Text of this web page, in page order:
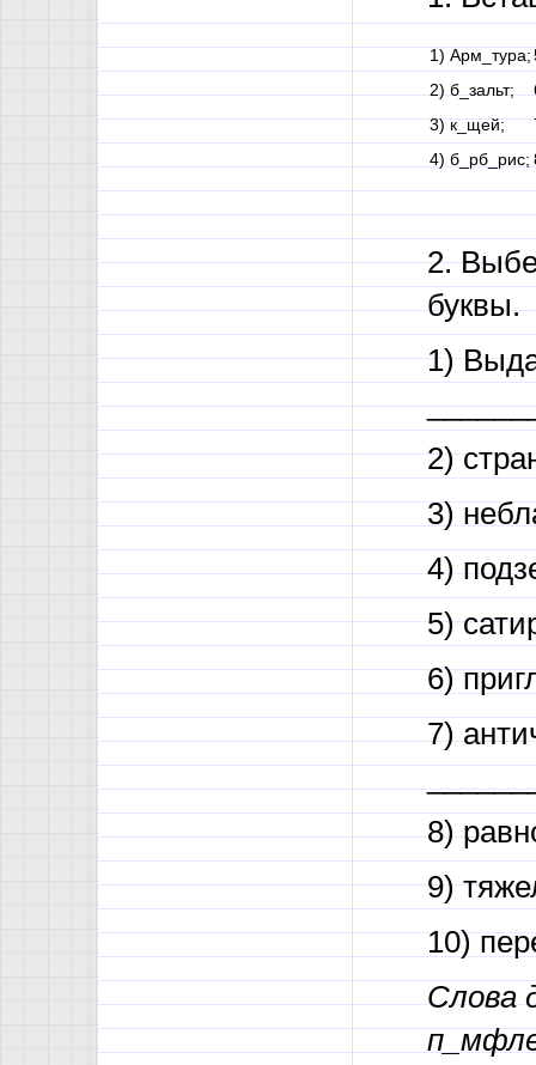
1) Арм_тура;
2) б_зальт;
3) к_щей;
4) б_рб_рис;
2.
буквы.
1)
2)
3)
4)
5)
6)
7)
8)
9)
10)
Слова